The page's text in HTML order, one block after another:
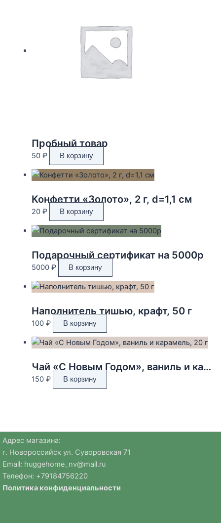
Пробный товар
50 ₽ В корзину
Конфетти «Золото», 2 г, d=1,1 см
20 ₽ В корзину
Подарочный сертификат на 5000р
5000 ₽ В корзину
Наполнитель тишью, крафт, 50 г
100 ₽ В корзину
Чай «С Новым Годом», ваниль и карамель, 20 г
150 ₽ В корзину
Адрес магазина:
г. Новороссийск ул. Суворовская 71
Email: huggehome_nv@mail.ru
Телефон: +79184756220
Политика конфиденциальности